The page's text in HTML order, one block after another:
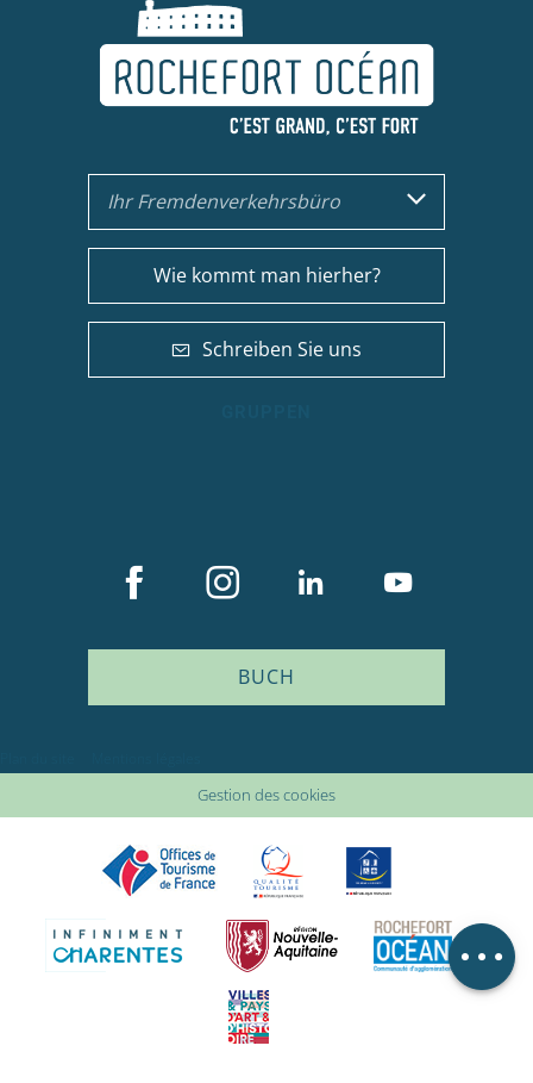
Lageplan
Ihr Fremdenverkehrsbüro
Wie kommt man hierher?
Schreiben Sie uns
BUCH
Gestion des cookies